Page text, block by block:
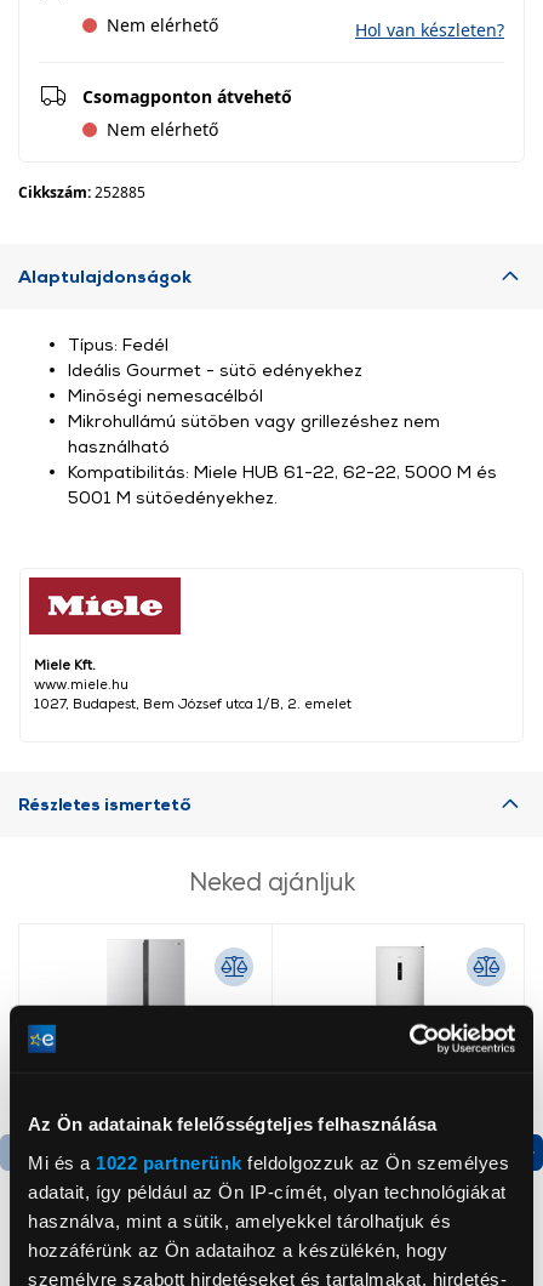
Az Ön adatainak felelősségteljes felhasználása
Mi és a 1022 partnerünk feldolgozzuk az Ön személyes
adatait, így például az Ön IP-címét, olyan technológiákat
használva, mint a sütik, amelyekkel tárolhatjuk és
hozzáférünk az Ön adataihoz a készülékén, hogy
személyre szabott hirdetéseket és tartalmakat, hirdetés-
Nem elérhető
Hol van készleten?
Csomagponton átvehető
Nem elérhető
Cikkszám:252885
Alaptulajdonságok
Miele Kft.
www.miele.hu
1027, Budapest, Bem József utca 1/B, 2. emelet
Típus: Fedél
Ideális Gourmet - sütő edényekhez
Minőségi nemesacélból
Mikrohullámú sütőben vagy grillezéshez nem
használható
Kompatibilitás: Miele HUB 61-22, 62-22, 5000 M és
5001 M sütőedényekhez.
Részletes ismertető
Neked ajánljuk
Termék adatlap
Gorenje NRS8182KX Side
Termék adatlap
Gorenje N619EAXL4